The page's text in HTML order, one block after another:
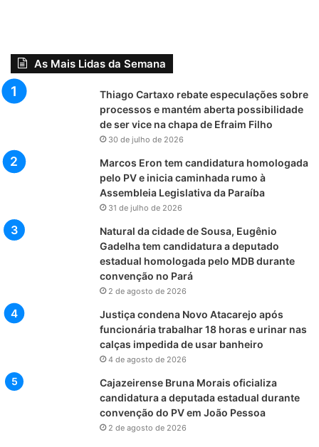
As Mais Lidas da Semana
Thiago Cartaxo rebate especulações sobre
processos e mantém aberta possibilidade
de ser vice na chapa de Efraim Filho
30 de julho de 2026
Marcos Eron tem candidatura homologada
pelo PV e inicia caminhada rumo à
Assembleia Legislativa da Paraíba
31 de julho de 2026
Natural da cidade de Sousa, Eugênio
Gadelha tem candidatura a deputado
estadual homologada pelo MDB durante
convenção no Pará
2 de agosto de 2026
Justiça condena Novo Atacarejo após
funcionária trabalhar 18 horas e urinar nas
calças impedida de usar banheiro
4 de agosto de 2026
Cajazeirense Bruna Morais oficializa
candidatura a deputada estadual durante
convenção do PV em João Pessoa
2 de agosto de 2026